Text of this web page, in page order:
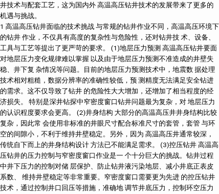
井技术与配套工艺，这为国内外 高温高压钻井技术的发展带来了更多的
机遇与挑战。
1 高温高压钻井面临的技术挑战 与常规的钻井作业不同，高温高压环境下
的钻井 作业，不仅具有高度的复杂性与危险性，还对钻井技 术、设备、
工具与工艺等提出了更严苛的要求。 (1)地层压力预测 高温高压钻井要面
对地层压力变化规律难以掌握 以及由于地层压力预测不准造成的井壁失
稳、井下复 杂情况等问题。目前的地层压力预测技术中，地震数 据处理
技术相对粗糙，数据分辨率的准确性较低，预 测精度无法满足安全钻进
的需求。这不仅导致了钻井 的危险性大大增加，还增加了相当程度的经
济损失。 特别是深井钻探中窄密度窗口钻井问题最为复杂，对 地层压力
的认识程度要求会更高。 (2)井身结构 大部分的高温高压井井身结构比较
复杂，因此常 会使用非标准的井眼尺寸配合标准尺寸的套管，套管 与环
空的间隙小，不利于维持井壁稳定。另外，因为 高温高压井通常较深，
传统自下而上的井身结构设计 方法已不能满足需求。 (3)控压钻井 高温高
压钻井的压力控制与窄密度窗口作业是一 个十分巨大的挑战。钻井过程
中井下压力的控制对储 层保护、防止钻井液污染地层、减小井底正表皮
系数、 维持井壁稳定等非常重要。窄密度窗口需要更为先进 的控压钻井
技术，通过控制井口回压等措施，准确地 调节井底压力，控制环空压力